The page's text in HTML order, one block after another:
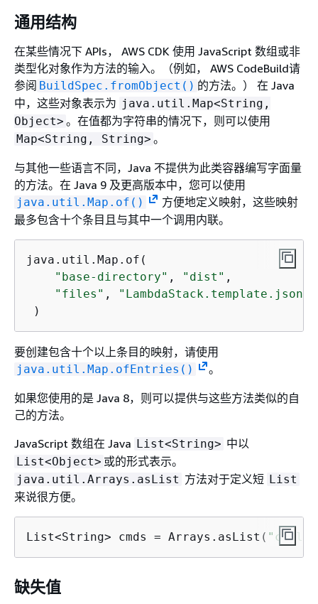
通用结构
在某些情况下 APIs， AWS CDK 使用 JavaScript 数组或非
类型化对象作为方法的输入。（例如， AWS CodeBuild请
参阅 BuildSpec.fromObject() 的方法。） 在 Java
中，这些对象表示为 java.util.Map<String,
Object> 。在值都为字符串的情况下，则可以使用
Map<String, String> 。
与其他一些语言不同，Java 不提供为此类容器编写字面量
的方法。在 Java 9 及更高版本中，您可以使用
java.util.Map.of()
方便地定义映射，这些映射
最多包含十个条目且与其中一个调用内联。
java.util.Map.of(
"base-directory" , "dist" ,
"files" ,
"LambdaStack.template.json"
)
要创建包含十个以上条目的映射，请使用
java.util.Map.ofEntries() 。
如果您使用的是 Java 8，则可以提供与这些方法类似的自
己的方法。
JavaScript 数组在 Java List<String> 中以
List<Object> 或的形式表示。
java.util.Arrays.asList 方法对于定义短 List
来说很方便。
List<String> cmds = Arrays.asList( "cd
缺失值